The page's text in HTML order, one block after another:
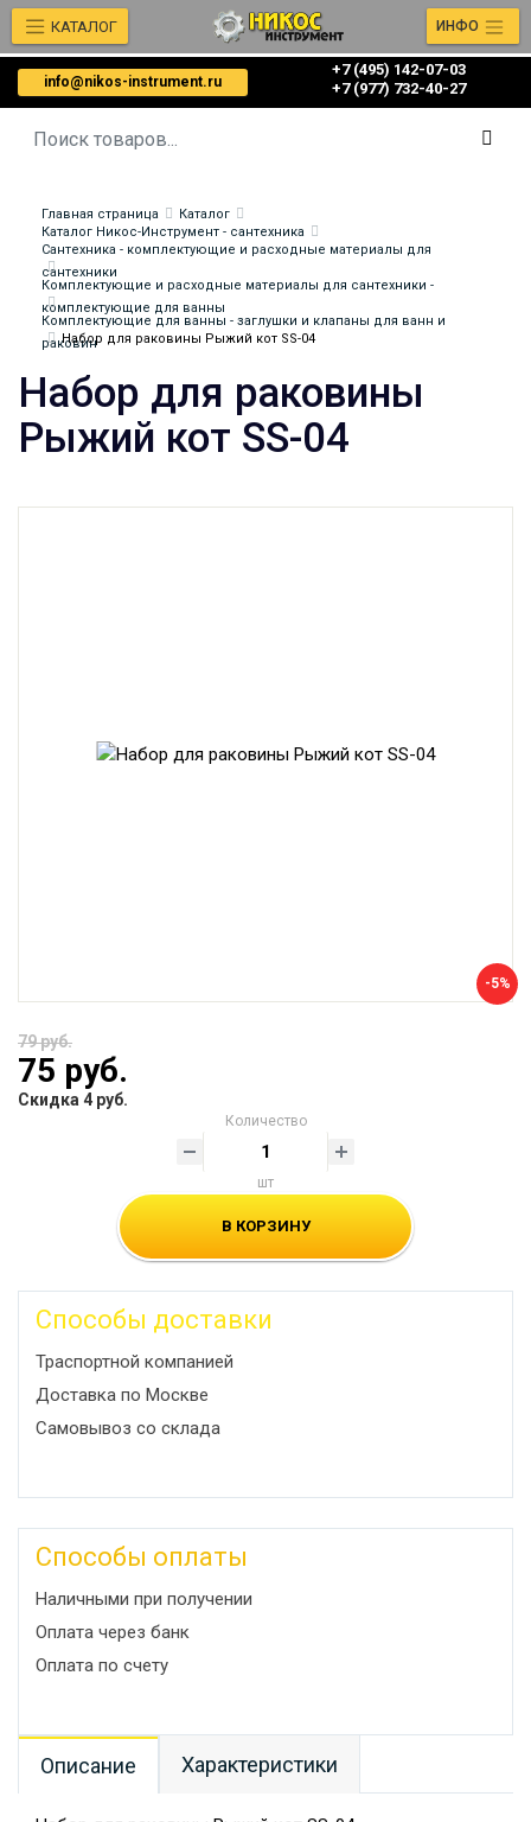
info@nikos-instrument.ru
+7 (495) 142-07-03
‎‎+7 (977) 732-40-27
КАТАЛОГ ИНФО
Главная страница
Каталог
Каталог Никос-Инструмент - сантехника
Сантехника - комплектующие и расходные материалы для
сантехники
Комплектующие и расходные материалы для сантехники -
комплектующие для ванны
Комплектующие для ванны - заглушки и клапаны для ванн и
раковин
Набор для раковины Рыжий кот SS-04
Набор для раковины
Рыжий кот SS-04
-5%
79 руб.
75 руб.
Скидка 4 руб.
Количество
шт
В КОРЗИНУ
Способы доставки
Траспортной компанией
Доставка по Москве
Самовывоз со склада
Способы оплаты
Наличными при получении
Оплата через банк
Оплата по счету
Описание Характеристики